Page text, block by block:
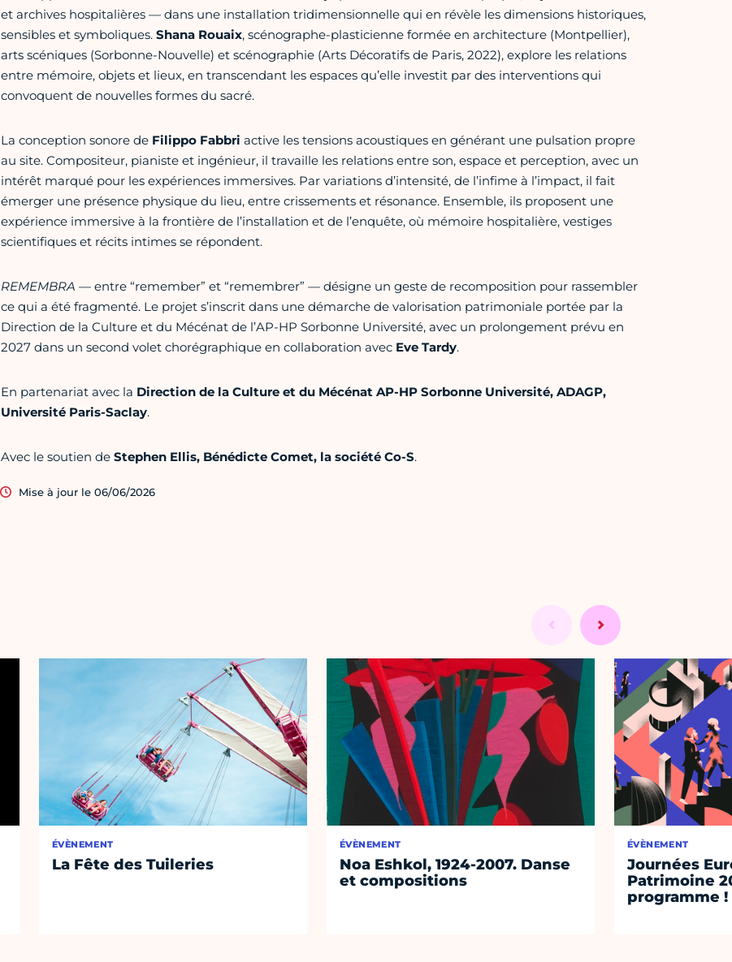
et archives hospitalières — dans une installation tridimensionnelle qui en révèle les dimensions historiques,
sensibles et symboliques. Shana Rouaix, scénographe-plasticienne formée en architecture (Montpellier),
arts scéniques (Sorbonne-Nouvelle) et scénographie (Arts Décoratifs de Paris, 2022), explore les relations
entre mémoire, objets et lieux, en transcendant les espaces qu’elle investit par des interventions qui
convoquent de nouvelles formes du sacré.
La conception sonore de Filippo Fabbri active les tensions acoustiques en générant une pulsation propre
au site. Compositeur, pianiste et ingénieur, il travaille les relations entre son, espace et perception, avec un
intérêt marqué pour les expériences immersives. Par variations d’intensité, de l’infime à l’impact, il fait
émerger une présence physique du lieu, entre crissements et résonance. Ensemble, ils proposent une
expérience immersive à la frontière de l’installation et de l’enquête, où mémoire hospitalière, vestiges
scientifiques et récits intimes se répondent.
REMEMBRA — entre “remember” et “remembrer” — désigne un geste de recomposition pour rassembler
ce qui a été fragmenté. Le projet s’inscrit dans une démarche de valorisation patrimoniale portée par la
Direction de la Culture et du Mécénat de l’AP-HP Sorbonne Université, avec un prolongement prévu en
2027 dans un second volet chorégraphique en collaboration avec Eve Tardy.
En partenariat avec la Direction de la Culture et du Mécénat AP-HP Sorbonne Université, ADAGP,
Université Paris-Saclay.
Avec le soutien de Stephen Ellis, Bénédicte Comet, la société Co-S.
Mise à jour le 06/06/2026
ÉVÈNEMENT
La Fête des Tuileries
ÉVÈNEMENT
Noa Eshkol, 1924-2007. Danse
et compositions
ÉVÈNEMENT
Journées
Patrimoine
programme !